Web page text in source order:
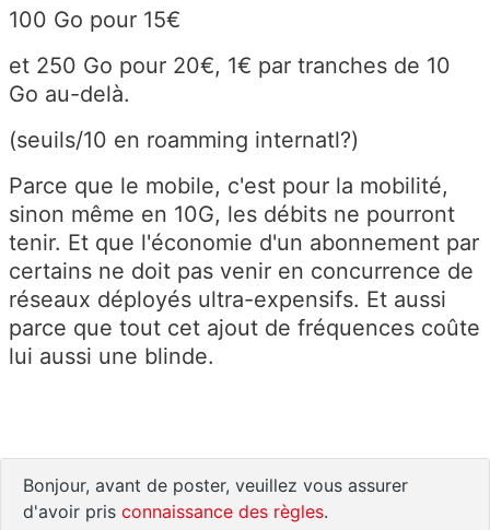
100 Go pour 15€
et 250 Go pour 20€, 1€ par tranches de 10
Go au-delà.
(seuils/10 en roamming internatl?)
Parce que le mobile, c'est pour la mobilité,
sinon même en 10G, les débits ne pourront
tenir. Et que l'économie d'un abonnement par
certains ne doit pas venir en concurrence de
réseaux déployés ultra-expensifs. Et aussi
parce que tout cet ajout de fréquences coûte
lui aussi une blinde.
Bonjour, avant de poster, veuillez vous assurer
d'avoir pris connaissance des règles.